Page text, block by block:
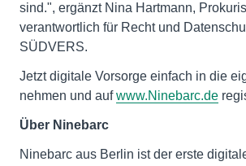
sind.", ergänzt Nina Hartmann,
verantwortlich für Recht und
SÜDVERS.
Jetzt digitale Vorsorge einfach in die
nehmen und aufwww.Ninebarc.de
Über Ninebarc
Ninebarc aus Berlin ist der erste